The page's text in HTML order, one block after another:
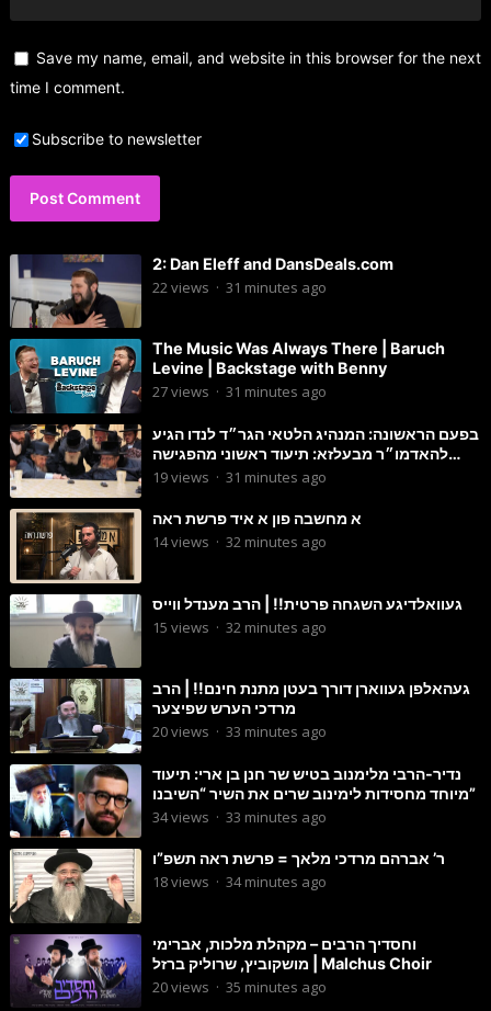
Save my name, email, and website in this browser for the next
time I comment.
Subscribe to newsletter
2: Dan Eleff and DansDeals.com
22views · 31 minutes ago
The Music Was Always There | Baruch
Levine | Backstage with Benny
27views · 31 minutes ago
בפעם הראשונה: המנהיג הלטאי הגר״ד לנדו הגיע
להאדמו״ר מבעלזא: תיעוד ראשוני מהפגישה
הנדירה
19views · 31 minutes ago
א מחשבה פון א איד פרשת ראה
14views · 32 minutes ago
געוואלדיגע השגחה פרטית!! | הרב מענדל ווייס
15 views · 32 minutes ago
געהאלפן געווארן דורך בעטן מתנת חינם!! | הרב
מרדכי הערש שפיצער
20views · 33 minutes ago
נדיר-הרבי מלימנוב בטיש שר חנן בן ארי: תיעוד
מיוחד מחסידות לימינוב שרים את השיר “השיבנו”
34views · 33 minutes ago
ר’ אברהם מרדכי מלאך = פרשת ראה תשפ”ו
18views · 34 minutes ago
וחסדיך הרבים – מקהלת מלכות, אברימי
מושקוביץ, שרוליק ברזל | Malchus Choir
20views · 35 minutes ago